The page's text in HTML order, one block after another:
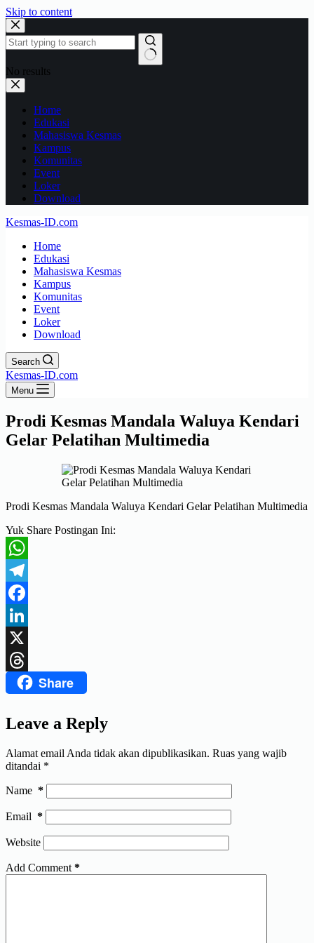
Skip to content
No results
Home
Edukasi
Mahasiswa Kesmas
Kampus
Komunitas
Event
Loker
Download
Kesmas-ID.com
Home
Edukasi
Mahasiswa Kesmas
Kampus
Komunitas
Event
Loker
Download
Search
Kesmas-ID.com
Menu
Prodi Kesmas Mandala Waluya Kendari
Gelar Pelatihan Multimedia
Prodi Kesmas Mandala Waluya Kendari Gelar Pelatihan Multimedia
Yuk Share Postingan Ini:
WhatsApp
Telegram
Facebook
LinkedIn
X
ThreadsShare
Leave a Reply
Alamat email Anda tidak akan dipublikasikan. Ruas yang wajib
ditandai *
Name *
Email *
Website
Add Comment *